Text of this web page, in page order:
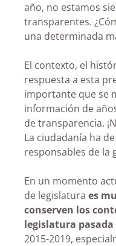
año, no estamos
transparentes.
una determinada
El contexto, el
respuesta a esta
importante que se
información de
de transparencia.
La ciudadanía ha
responsables de la
En un momento
de legislatura es
conserven los
legislatura pasada
2015-2019,